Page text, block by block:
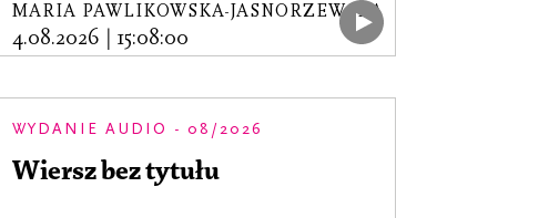
MARIA PAWLIKOWSKA-JASNORZEWSKA
4.08.2026 15:08:00
WYDANIE AUDIO - 08/2026
Wiersz bez tytułu